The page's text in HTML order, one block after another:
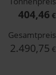
404,46 €
Gesamtpreis
2.490,75 €